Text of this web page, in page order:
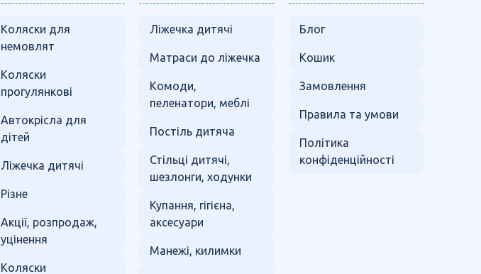
Коляски для
немовлят
Коляски
прогулянкові
Автокрісла для
дітей
Ліжечка дитячі
Різне
Акції, розпродаж,
уцінення
Коляски
Ліжечка дитячі
Матраси до ліжечка
Комоди,
пеленатори, меблі
Постіль дитяча
Стільці дитячі,
шезлонги, ходунки
Купання, гігієна,
аксесуари
Манежі, килимки
Блог
Кошик
Замовлення
Правила та умови
Політика
конфіденційності